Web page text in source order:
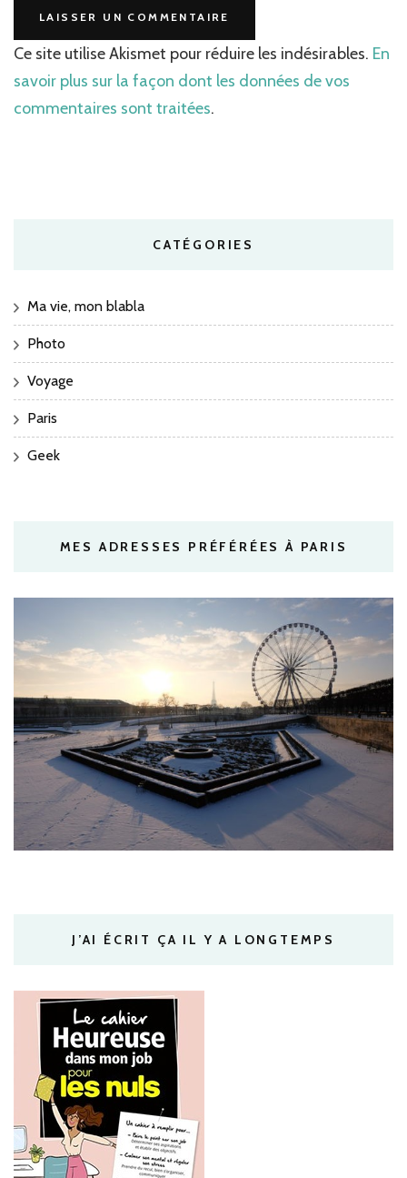
Ce site utilise Akismet pour réduire les indésirables. En
savoir plus sur la façon dont les données de vos
commentaires sont traitées.
CATÉGORIES
Ma vie, mon blabla
Photo
Voyage
Paris
Geek
MES ADRESSES PRÉFÉRÉES À PARIS
J’AI ÉCRIT ÇA IL Y A LONGTEMPS